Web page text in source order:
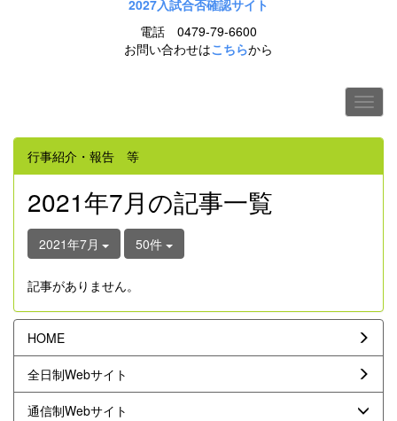
2027入試合否確認サイト
電話 0479-79-6600
お問い合わせはこちらから
行事紹介・報告 等
2021年7月の記事一覧
2021年7月 50件
記事がありません。
HOME
全日制Webサイト
通信制Webサイト